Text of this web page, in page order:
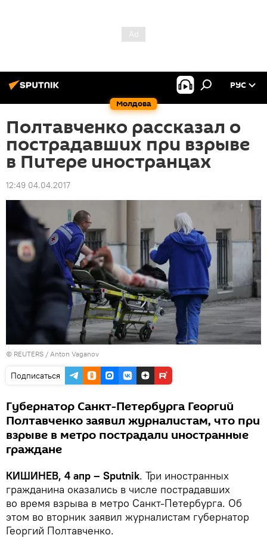
Молдова
РУС
Полтавченко рассказал о
пострадавших при взрыве
в Питере иностранцах
12:49 04.04.2017
© REUTERS / Anton Vaganov
Подписаться
Губернатор Санкт-Петербурга Георгий
Полтавченко заявил журналистам, что при
взрыве в метро пострадали иностранные
граждане
КИШИНЕВ, 4 апр – Sputnik. Три иностранных
гражданина оказались в числе пострадавших
во время взрыва в метро Санкт-Петербурга. Об
этом во вторник заявил журналистам губернатор
Георгий Полтавченко.